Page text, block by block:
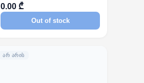
30W
0.00 ₾
Out of stock
ᲐᲠ ᲐᲠᲘᲡ